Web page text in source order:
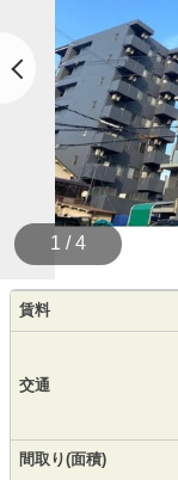
1 / 4
賃料
交通
間取り(面積)